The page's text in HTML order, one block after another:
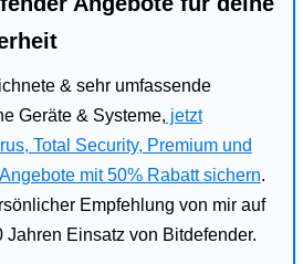
& sehr umfassende
Geräte & Systeme, jetzt
Total Security, Premium und
mit 50% Rabatt sichern.
Empfehlung von mir auf
Jahren Einsatz von Bitdefender.